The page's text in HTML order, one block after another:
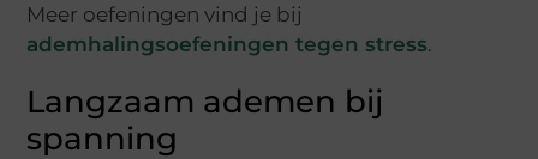
Meer oefeningen vind je bij
ademhalingsoefeningen tegen stress.
Langzaam ademen bij
spanning